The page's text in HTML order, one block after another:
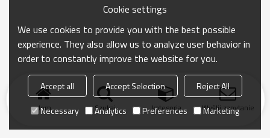
dom Szukaj kategoria Wyślij zapytanie
Cookie settings
We use cookies to provide you with the best possible
experience. They also allow us to analyze user behavior in
order to constantly improve the website for you.
Accept all Accept Selection
Reject All
Necessary
Analytics Preferences Marketing